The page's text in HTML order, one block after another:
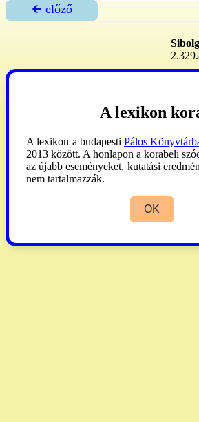
🡰 előző
A lexikon
A lexikon a budapesti Pálos
2013 között. A honlapon a korabeli
az újabb eseményeket, kutatási
nem tartalmazzák.
OK